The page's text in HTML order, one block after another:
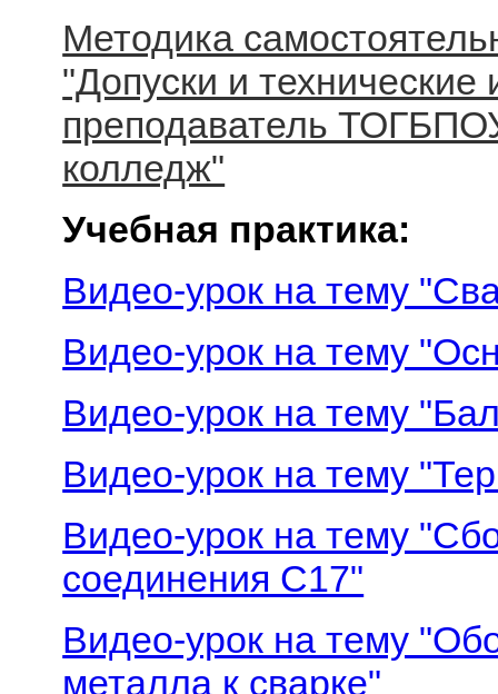
Методика
"Допуски и
преподаватель
колледж"
Учебная практика:
Видео-урок на тему
Видео-урок на тему
Видео-урок на тему
Видео-урок на тему
Видео-урок на тему
соединения С17"
Видео-урок на тему
металла к сварке"